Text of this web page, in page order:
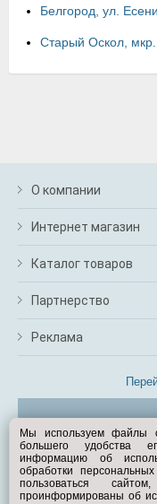
Белгород, ул.
Старый Оскол,
О компании
Интернет магазин
Каталог товаров
Партнерство
Реклама
©
Мы используем файлы
большего удобства
информацию об
обработки
пользоваться
проинформированы об